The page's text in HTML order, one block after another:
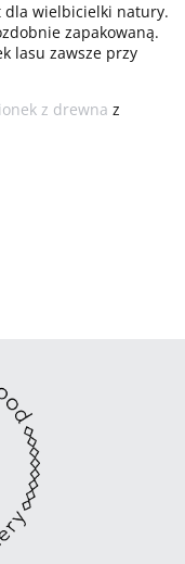
wielbicielki natury.
zapakowaną.
lasu zawsze przy
z drewna z